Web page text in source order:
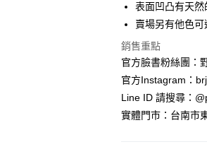
國泰世華商業銀行
臺灣中小企業銀行
匯豐（台灣）商業
聯邦商業銀行
玉山商業銀行
台新國際商業銀行
台灣樂天信用卡
Apple Pay
街口支付
悠遊付
Google Pay
表面凹凸有天
賣場另有他色可
銷售重點
官方臉書粉絲團：
官方Instagram：
Line ID 請搜尋：
實體門市：台南市